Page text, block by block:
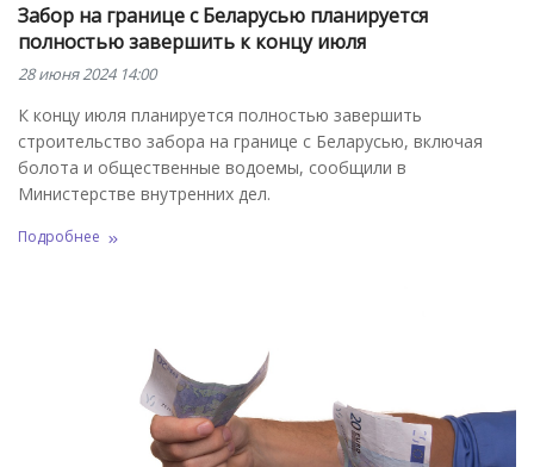
Забор на границе с Беларусью планируется
полностью завершить к концу июля
28 июня 2024 14:00
К концу июля планируется полностью завершить
строительство забора на границе с Беларусью, включая
болота и общественные водоемы, сообщили в
Министерстве внутренних дел.
Подробнее